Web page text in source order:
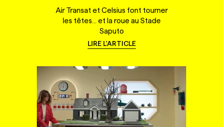
Air Transat et Celsius font tourner
les têtes... et la roue au Stade
Saputo
LIRE L'ARTICLE